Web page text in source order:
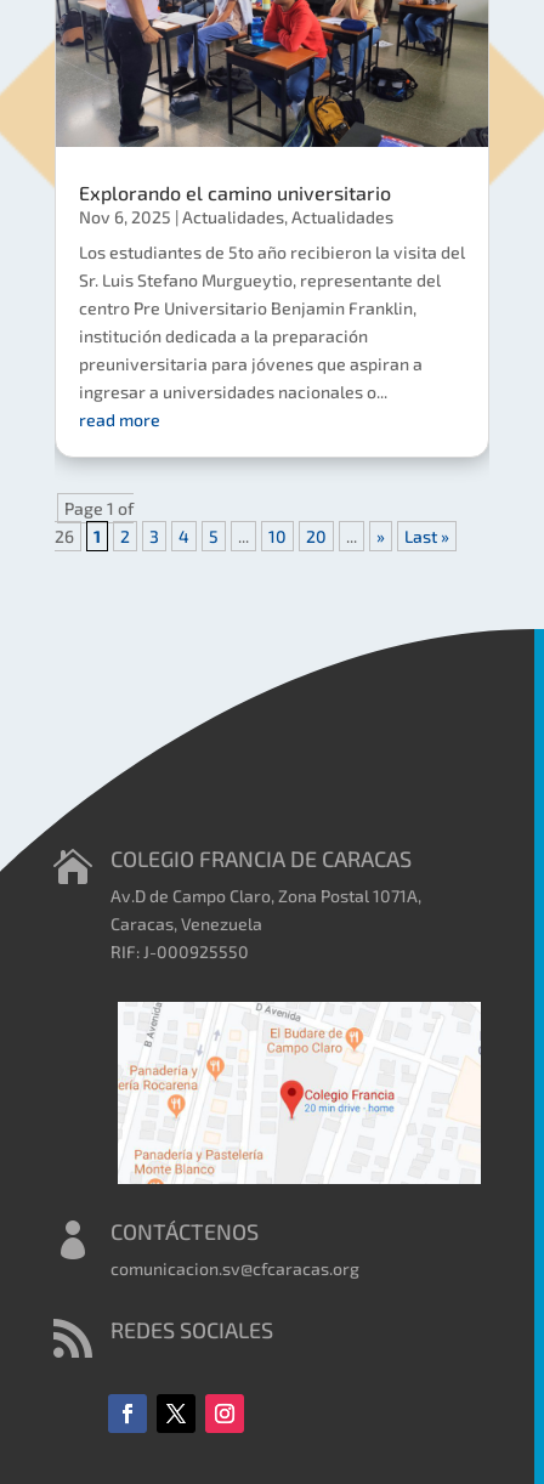
Explorando el camino universitario
Nov 6, 2025 |Actualidades,Actualidades
Los estudiantes de 5to año recibieron la visita del
Sr. Luis Stefano Murgueytio, representante del
centro Pre Universitario Benjamin Franklin,
institución dedicada a la preparación
preuniversitaria para jóvenes que aspiran a
ingresar a universidades nacionales o...
read more
Page 1 of
26
1 2 3 4 5 ... 10 20 ... » Last »
 COLEGIO FRANCIA DE CARACAS
Av.D de Campo Claro, Zona Postal 1071A,
Caracas, Venezuela
RIF: J-000925550
 CONTÁCTENOS
comunicacion.sv@cfcaracas.org
 REDES SOCIALES